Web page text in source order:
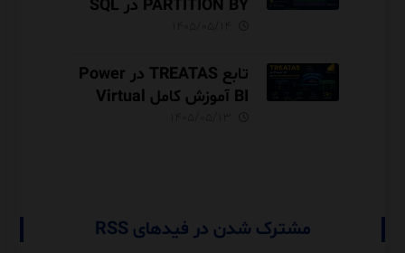
PARTITION BY در SQL
تابع TREATAS در Power
BI آموزش کامل Virtual
مشترک شدن در فیدهای RSS